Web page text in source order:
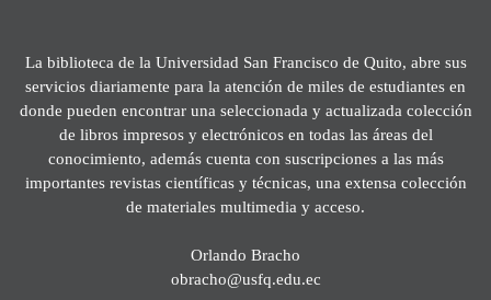
La biblioteca de la Universidad San Francisco de Quito, abre sus
servicios diariamente para la atención de miles de estudiantes en
donde pueden encontrar una seleccionada y actualizada colección
de libros impresos y electrónicos en todas las áreas del
conocimiento, además cuenta con suscripciones a las más
importantes revistas científicas y técnicas, una extensa colección
de materiales multimedia y acceso.
Orlando Bracho
obracho@usfq.edu.ec